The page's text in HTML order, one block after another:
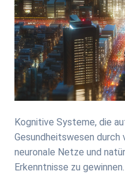
Kognitive Systeme, die
Gesundheitswesen
neuronale Netze und
Erkenntnisse zu